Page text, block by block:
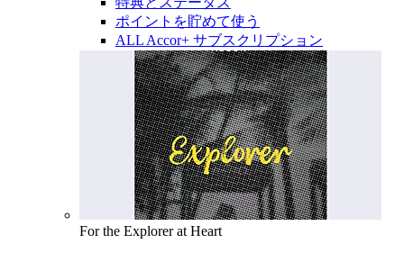
ポイントを貯めて使う
ALL Accor+ サブスクリプション
For the Explorer at Heart